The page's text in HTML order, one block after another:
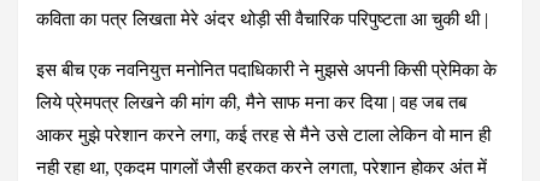
कविता का पत्र लिखता मेरे अंदर थोड़ी सी वैचारिक परिपुष्टता आ चुकी थी |
इस बीच एक नवनियुत्त मनोनित पदाधिकारी ने मुझसे अपनी किसी प्रेमिका के
लिये प्रेमपत्र लिखने की मांग की, मैने साफ मना कर दिया | वह जब तब
आकर मुझे परेशान करने लगा, कई तरह से मैने उसे टाला लेकिन वो मान ही
नही रहा था, एकदम पागलों जैसी हरकत करने लगता, परेशान होकर अंत में